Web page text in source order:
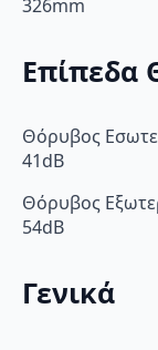
326mm
Επίπεδα
Θόρυβος
41dB
Θόρυβος
54dB
Γενικά